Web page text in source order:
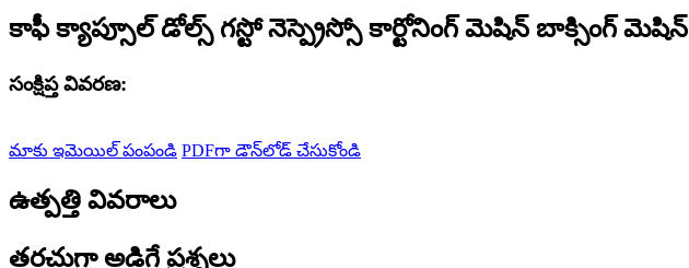
కాఫీ క్యాప్సూల్ డోల్స్ గస్టో నెస్ప్రెస్సో కార్టోనింగ్ మెషిన్ బాక్సింగ్ మెషిన్
సంక్షిప్త వివరణ:
మాకు ఇమెయిల్ పంపండి PDFగా డౌన్‌లోడ్ చేసుకోండి
ఉత్పత్తి వివరాలు
తరచుగా అడిగే ప్రశ్నలు